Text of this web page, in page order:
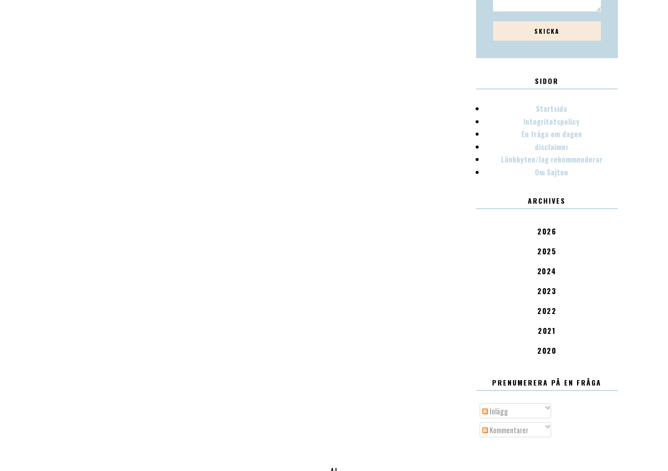
SIDOR
Startsida
Integritetspolicy
En fråga om dagen
disclaimer
Länkbyten/Jag rekommenderar
Om Sajten
ARCHIVES
2026
2025
2024
2023
2022
2021
2020
PRENUMERERA PÅ EN FRÅGA
Inlägg
Kommentarer